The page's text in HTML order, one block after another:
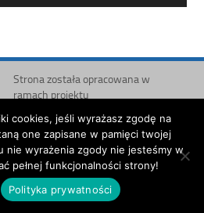
Strona została opracowana w
ramach projektu
Polska Akademia Dostępności
realizowanego przezFundację
WidzialniiMinisterstwo
Administracji i Cyfryzacji
cookies, jeśli wyrażasz zgodę na
one zapisane w pamięci twojej
nie wyrażenia zgody nie jesteśmy w
pełnej funkcjonalności strony!
Polityka prywatności